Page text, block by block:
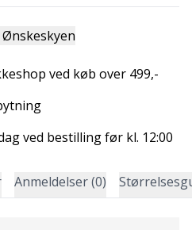
ved køb over 499,-
ved bestilling før kl. 12:00
Anmeldelser (0)